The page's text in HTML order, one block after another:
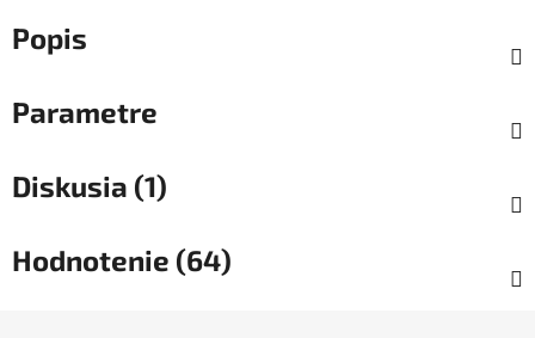
Popis
Parametre
Diskusia (1)
Hodnotenie (64)